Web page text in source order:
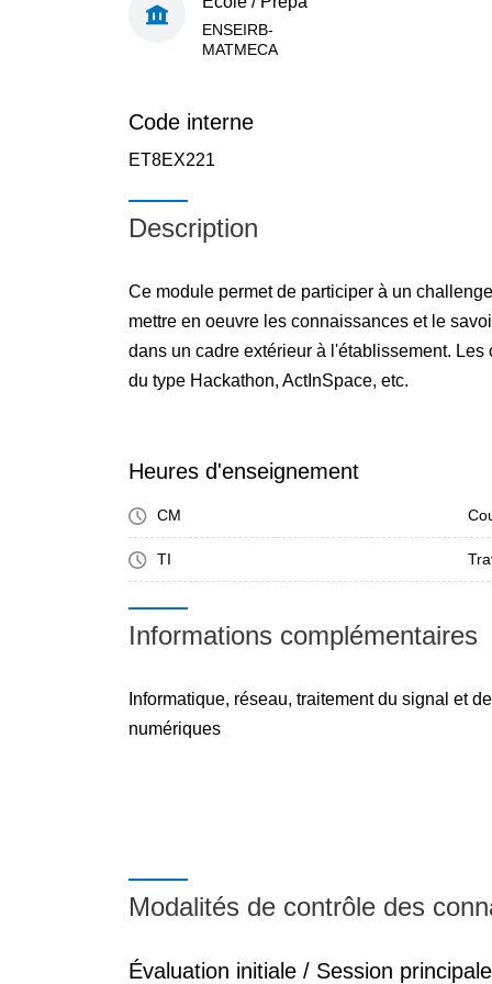
ENSEIRB-
MATMECA
Code interne
ET8EX221
Description
Ce module permet de participer à un
mettre en oeuvre les connaissances et le
dans un cadre extérieur à l'établissement.
du type Hackathon, ActInSpace, etc.
Heures d'enseignement
CM
TI
Informations complémentaires
Informatique, réseau, traitement du signal et
numériques
Modalités de contrôle des
Évaluation initiale / Session principale